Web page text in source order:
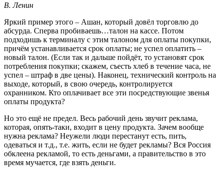
В. Ленин
Яркий пример этого – Ашан, который довёл торговлю до
абсурда. Сперва пробиваешь…талон на кассе. Потом
подходишь к терминалу с этим талоном для оплаты покупки,
причём устанавливается срок оплаты; не успел оплатить –
новый талон. (Если так и дальше пойдёт, то установят срок
потребления покупки; скажем, съесть хлеб в течение часа, не
успел – штраф в две цены). Наконец, технический контроль на
выходе, который, в свою очередь, контролируется
охранником. Кто оплачивает все эти посредствующие звенья
оплаты продукта?
Но это ещё не предел. Весь рабочий день звучит реклама,
которая, опять-таки, входит в цену продукта. Зачем вообще
нужна реклама? Неужели люди перестанут есть, пить,
одеваться и т.д., т.е. жить, если не будет рекламы? Вся Россия
обклеена рекламой, то есть деньгами, а правительство в это
время мучается, где взять деньги.